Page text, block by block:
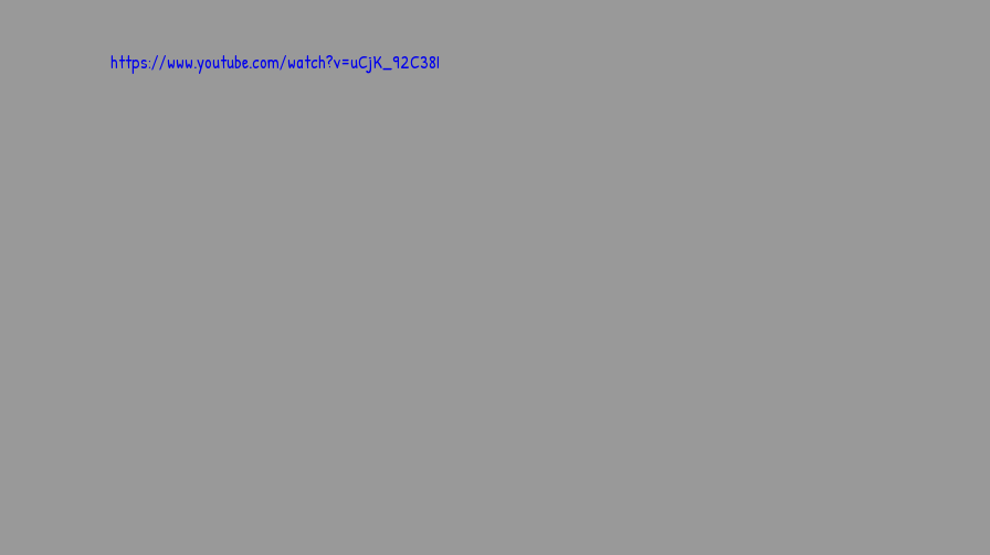
https://www.youtube.com/watch?v=uCjK_92C38I